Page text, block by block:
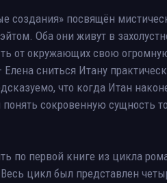
создания» посвящён
Оба они живут в
от окружающих свою
сниться Итану
что когда Итан
сокровенную сущность
по первой книге из цикла
цикл был представлен